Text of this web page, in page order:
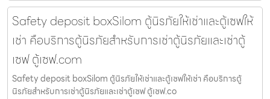
Safety deposit boxSilom ตู้นิรภัยให้เช่าและตู้เซฟให้
เช่า คือบริการตู้นิรภัยสำหรับการเช่าตู้นิรภัยและเช่าตู้
เซฟ ตู้เซฟ.com
Safety deposit boxSilom ตู้นิรภัยให้เช่าและตู้เซฟให้เช่า คือบริการตู้
นิรภัยสำหรับการเช่าตู้นิรภัยและเช่าตู้เซฟ ตู้เซฟ.co